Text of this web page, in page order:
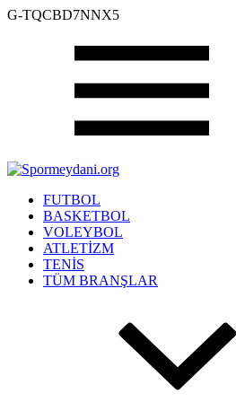
G-TQCBD7NNX5
FUTBOL
BASKETBOL
VOLEYBOL
ATLETİZM
TENİS
TÜM BRANŞLAR